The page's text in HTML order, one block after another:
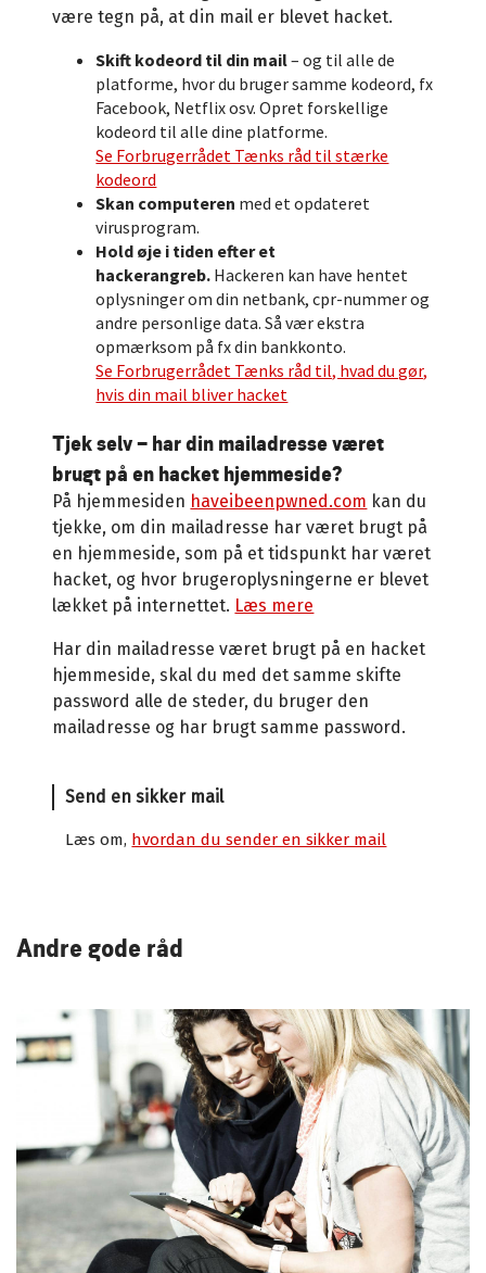
være tegn på, at din mail er blevet hacket.
Skift kodeord til din mail– og til alle de
platforme, hvor du bruger samme kodeord, fx
Facebook, Netflix osv. Opret forskellige
kodeord til alle dine platforme.
Se Forbrugerrådet Tænks råd til stærke
kodeord
Skan computeren med et opdateret
virusprogram.
Hold øje i tiden efter et
hackerangreb. Hackeren kan have hentet
oplysninger om din netbank, cpr-nummer og
andre personlige data. Så vær ekstra
opmærksom på fx din bankkonto.
Se Forbrugerrådet Tænks råd til, hvad du gør,
hvis din mail bliver hacket
Tjek selv– har din mailadresse været
brugt på en hacket hjemmeside?
På hjemmesiden haveibeenpwned.com kan du
tjekke, om din mailadresse har været brugt på
en hjemmeside, som på et tidspunkt har været
hacket, og hvor brugeroplysningerne er blevet
lækket på internettet. Læs mere
Har din mailadresse været brugt på en hacket
hjemmeside, skal du med det samme skifte
password alle de steder, du bruger den
mailadresse og har brugt samme password.
Send en sikker mail
Læs om, hvordan du sender en sikker mail
Andre gode råd